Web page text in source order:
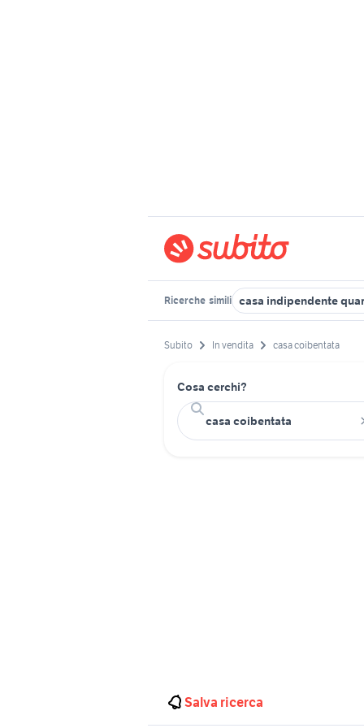
Ricerche simili casa indipendente
Subito In vendita casa coibentata
Cosa cerchi?
Salva ricerca